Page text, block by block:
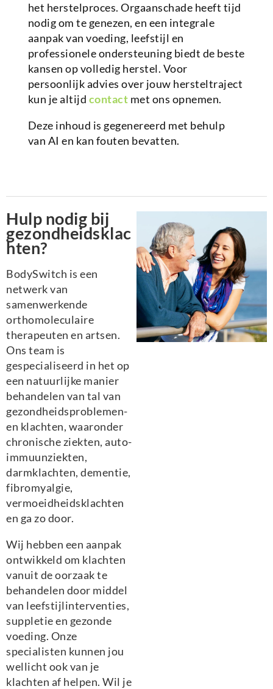
het herstelproces. Orgaanschade heeft tijd
nodig om te genezen, en een integrale
aanpak van voeding, leefstijl en
professionele ondersteuning biedt de beste
kansen op volledig herstel. Voor
persoonlijk advies over jouw hersteltraject
kun je altijd contact met ons opnemen.
Deze inhoud is gegenereerd met behulp
van AI en kan fouten bevatten.
Hulp nodig bij
gezondheidsklac
hten?
BodySwitch is een
netwerk van
samenwerkende
orthomoleculaire
therapeuten en artsen.
Ons team is
gespecialiseerd in het op
een natuurlijke manier
behandelen van tal van
gezondheidsproblemen-
en klachten, waaronder
chronische ziekten, auto-
immuunziekten,
darmklachten, dementie,
fibromyalgie,
vermoeidheidsklachten
en ga zo door.
Wij hebben een aanpak
ontwikkeld om klachten
vanuit de oorzaak te
behandelen door middel
van leefstijlinterventies,
suppletie en gezonde
voeding. Onze
specialisten kunnen jou
wellicht ook van je
klachten af helpen. Wil je